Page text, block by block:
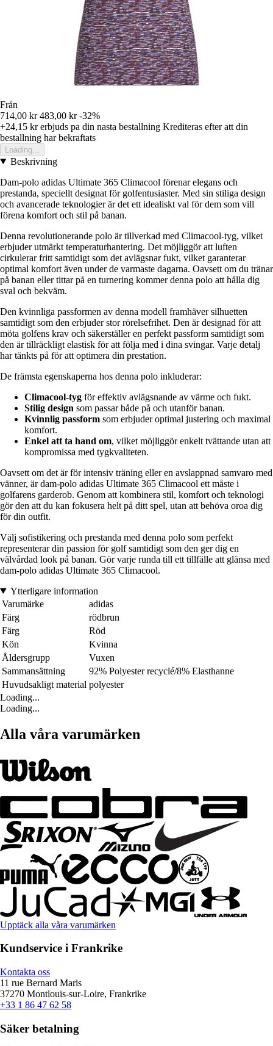
Från
714,00 kr 483,00 kr -32%
+24,15 krerbjuds pa din nasta bestallning Krediteras efter att din
bestallning har bekraftats
Loading...
Beskrivning
Dam-polo adidas Ultimate 365 Climacool förenar elegans och
prestanda, speciellt designat för golfentusiaster. Med sin stiliga design
och avancerade teknologier är det ett idealiskt val för dem som vill
förena komfort och stil på banan.
Denna revolutionerande polo är tillverkad med Climacool-tyg, vilket
erbjuder utmärkt temperaturhantering. Det möjliggör att luften
cirkulerar fritt samtidigt som det avlägsnar fukt, vilket garanterar
optimal komfort även under de varmaste dagarna. Oavsett om du tränar
på banan eller tittar på en turnering kommer denna polo att hålla dig
sval och bekväm.
Den kvinnliga passformen av denna modell framhäver silhuetten
samtidigt som den erbjuder stor rörelsefrihet. Den är designad för att
möta golfens krav och säkerställer en perfekt passform samtidigt som
den är tillräckligt elastisk för att följa med i dina svingar. Varje detalj
har tänkts på för att optimera din prestation.
De främsta egenskaperna hos denna polo inkluderar:
Climacool-tyg för effektiv avlägsnande av värme och fukt.
Stilig design som passar både på och utanför banan.
Kvinnlig passform som erbjuder optimal justering och maximal
komfort.
Enkel att ta hand om, vilket möjliggör enkelt tvättande utan att
kompromissa med tygkvaliteten.
Oavsett om det är för intensiv träning eller en avslappnad samvaro med
vänner, är dam-polo adidas Ultimate 365 Climacool ett måste i
golfarens garderob. Genom att kombinera stil, komfort och teknologi
gör den att du kan fokusera helt på ditt spel, utan att behöva oroa dig
för din outfit.
Välj sofistikering och prestanda med denna polo som perfekt
representerar din passion för golf samtidigt som den ger dig en
välvårdad look på banan. Gör varje runda till ett tillfälle att glänsa med
dam-polo adidas Ultimate 365 Climacool.
Ytterligare information
Varumärke
adidas
Färg
rödbrun
Färg
Röd
Kön
Kvinna
Åldersgrupp
Vuxen
Sammansättning
92% Polyester recyclé/8% Elasthanne
Huvudsakligt material polyester
Loading...
Loading...
Alla våra varumärken
Upptäck alla våra varumärken
Kundservice i Frankrike
Kontakta oss
11 rue Bernard Maris
37270 Montlouis-sur-Loire, Frankrike
+33 1 86 47 62 58
Säker betalning